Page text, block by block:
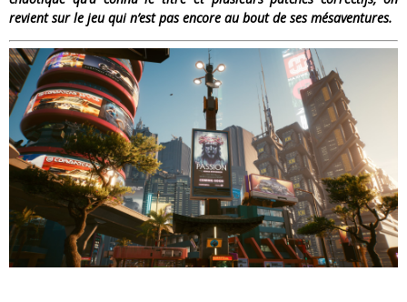
Yoshi and the mysterious book
« WOLF-MAN / Integrale Tomes 1 et 2 » - Cruelle Vengeance !
revient sur le jeu qui n’est pas encore au bout de ses mésaventures.